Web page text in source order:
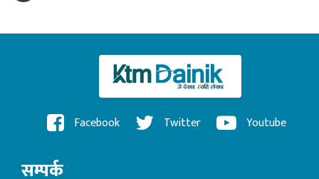
Facebook Twitter Youtube
सम्पर्क